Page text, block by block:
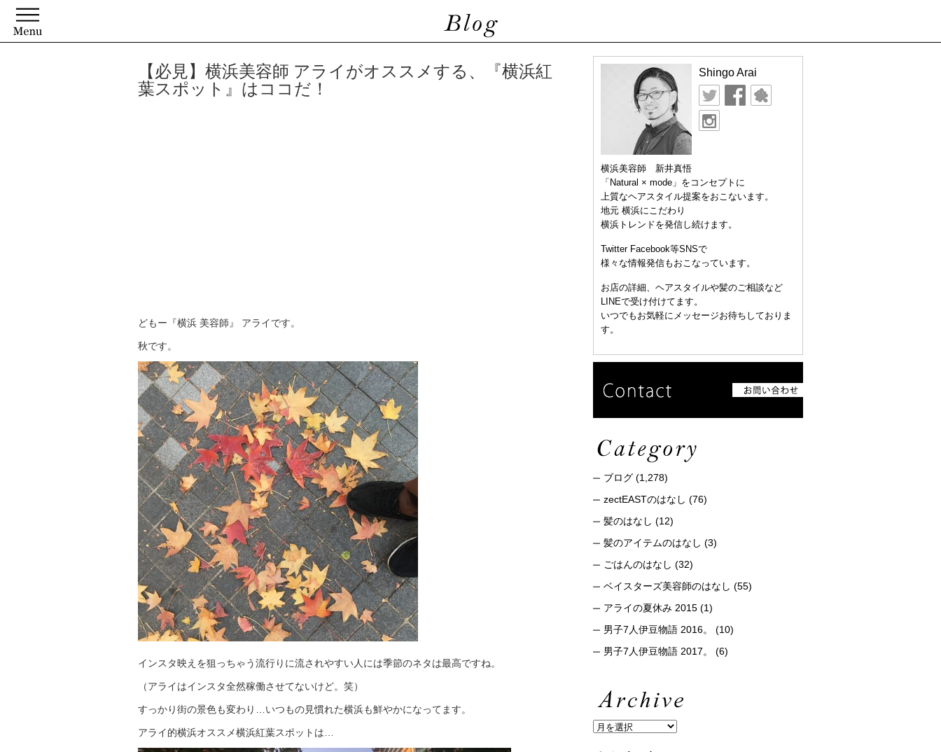
【必見】横浜美容師 アライがオススメする、『横浜紅
葉スポット』はココだ！
どもー『横浜 美容師』 アライです。
秋です。
インスタ映えを狙っちゃう流行りに流されやすい人には季節のネタは最高ですね。
（アライはインスタ全然稼働させてないけど。笑）
すっかり街の景色も変わり…いつもの見慣れた横浜も鮮やかになってます。
アライ的横浜オススメ横浜紅葉スポットは…
Shingo Arai
横浜美容師 新井真悟
「Natural × mode」をコンセプトに
上質なヘアスタイル提案をおこないます。
地元 横浜にこだわり
横浜トレンドを発信し続けます。
Twitter Facebook等SNSで
様々な情報発信もおこなっています。
お店の詳細、ヘアスタイルや髪のご相談など
LINEで受け付けてます。
いつでもお気軽にメッセージお待ちしておりま
す。
ブログ (1,278)
zectEASTのはなし (76)
髪のはなし (12)
髪のアイテムのはなし (3)
ごはんのはなし (32)
ベイスターズ美容師のはなし (55)
アライの夏休み 2015 (1)
男子7人伊豆物語 2016。
(10)
男子7人伊豆物語 2017。
(6)